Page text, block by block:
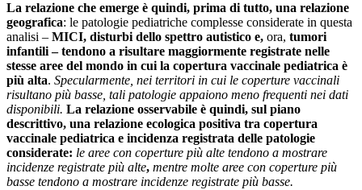
La relazione che emerge è quindi, prima di tutto, una relazione
geografica: le patologie pediatriche complesse considerate in questa
analisi – MICI, disturbi dello spettro autistico e, ora, tumori
infantili – tendono a risultare maggiormente registrate nelle
stesse aree del mondo in cui la copertura vaccinale pediatrica è
più alta. Specularmente, nei territori in cui le coperture vaccinali
risultano più basse, tali patologie appaiono meno frequenti nei dati
disponibili. La relazione osservabile è quindi, sul piano
descrittivo, una relazione ecologica positiva tra copertura
vaccinale pediatrica e incidenza registrata delle patologie
considerate: le aree con coperture più alte tendono a mostrare
incidenze registrate più alte, mentre molte aree con coperture più
basse tendono a mostrare incidenze registrate più basse.